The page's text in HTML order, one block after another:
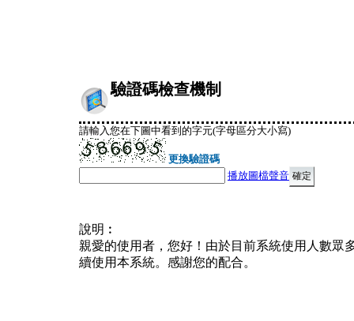
驗證碼檢查機制
請輸入您在下圖中看到的字元(字母區分大小寫)
更換驗證碼
播放圖檔聲音
說明︰
親愛的使用者，您好！由於目前系統使用人數眾
續使用本系統。感謝您的配合。